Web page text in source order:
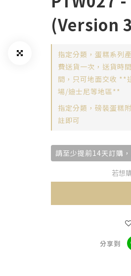
(Version
指定分類，蛋糕系列
費送貨一次，送貨時
間，只可地面交收 **
場/迪士尼等地區**
指定分類，磅裝蛋糕
註即可
請至少提前14天訂購
若想
分享到